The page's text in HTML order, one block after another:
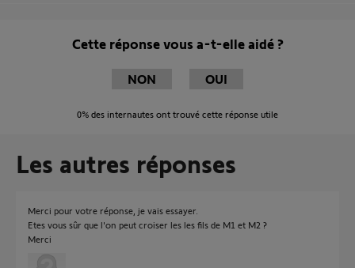
Cette réponse vous a-t-elle aidé ?
NON OUI
0% des internautes ont trouvé cette réponse utile
Les autres réponses
Merci pour votre réponse, je vais essayer.
Etes vous sûr que l'on peut croiser les les fils de M1 et M2 ?
Merci